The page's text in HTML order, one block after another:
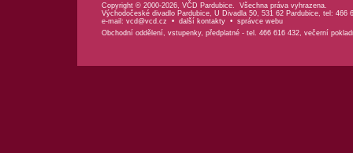
Copyright © 2000-2026, VČD Pardubice. Všechna práva vyhrazena.
Východočeské divadlo Pardubice, U Divadla 50, 531 62 Pardubice, tel: 466
e-mail: vcd@vcd.cz • další kontakty• správce webu
Obchodní oddělení, vstupenky, předplatné - tel. 466 616 432, večerní